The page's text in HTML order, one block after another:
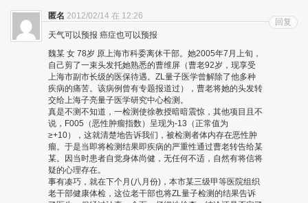
匿名 2012/02/14 在 12:26
天气可以预报 癌症也可以预报
魏某 女 78岁 原上海市科委离休干部。她2005年7月上旬，
自己剪了一束头发托她熟悉的曹维屏（曹老92岁，现享受
上海市副市长级的医保待遇。ZL量子医学曾解除了他多种
疾病的痛苦。该病例曾有专题报道过），曹老将她的头发转
交给上海子亮量子医学研究中心检测。
真是不测不知道，一检测使徐教授暗暗震惊，其他项目且不
说，F005（恶性肿瘤指数）呈现为-13（正常值为
≥+10），这就清楚地告诉我们，被检测者体内存在恶性肿
瘤。于是当即将检测结果即疾病的严重性通过曹老转告给某
某。因当时患者自觉身体尚健，无任何不适，自然有将信将
疑的心理存在。
事有凑巧，就在下个月(八月份)，本市某三级甲等医院组织
老干部健康体检，这位老干部也将ZL量子检测的结果告诉
回复